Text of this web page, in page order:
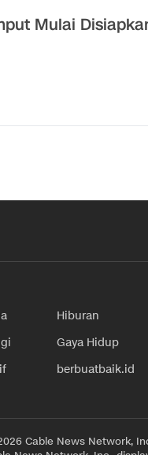
Mulai
Hiburan
Gaya Hidup
berbuatbaik.id
Cable News Network,